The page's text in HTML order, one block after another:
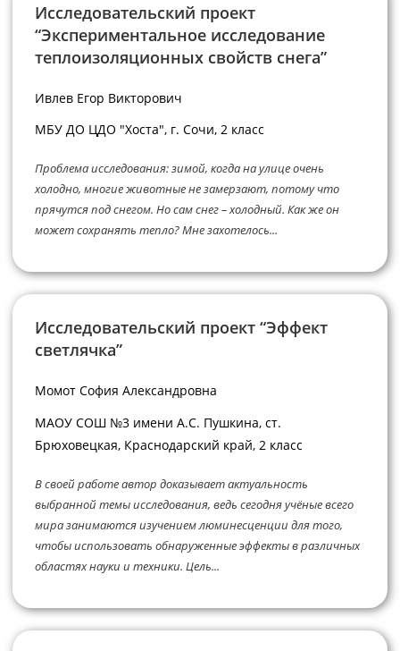
Исследовательский проект
“Экспериментальное исследование
теплоизоляционных свойств снега”
Ивлев Егор Викторович
МБУ ДО ЦДО "Хоста", г. Сочи, 2 класс
Проблема исследования: зимой, когда на улице очень
холодно, многие животные не замерзают, потому что
прячутся под снегом. Но сам снег – холодный. Как же он
может сохранять тепло? Мне захотелось...
Исследовательский проект “Эффект
светлячка”
Момот София Александровна
МАОУ СОШ №3 имени А.С. Пушкина, ст.
Брюховецкая, Краснодарский край, 2 класс
В своей работе автор доказывает актуальность
выбранной темы исследования, ведь сегодня учёные всего
мира занимаются изучением люминесценции для того,
чтобы использовать обнаруженные эффекты в различных
областях науки и техники. Цель...